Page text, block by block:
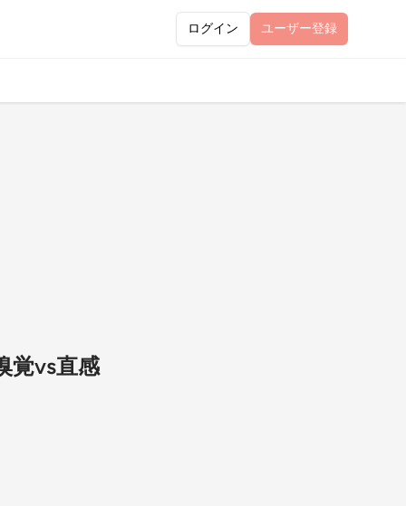
ログイン ユーザー登録
覚vs直感